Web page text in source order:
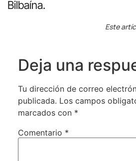
Bilbaína.
Este
Deja una
Tu dirección de correo
publicada. Los campos
marcados con *
Comentario *